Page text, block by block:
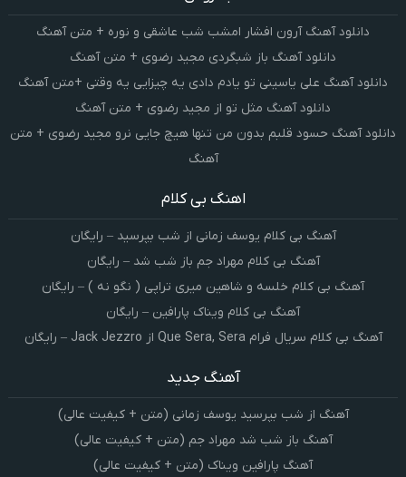
دانلود آهنگ آرون افشار امشب شب عاشقی و نوره + متن آهنگ
دانلود آهنگ باز شبگردی مجید رضوی + متن آهنگ
دانلود آهنگ علی یاسینی تو یادم دادی یه چیزایی یه وقتی +متن آهنگ
دانلود آهنگ مثل تو از مجید رضوی + متن آهنگ
دانلود آهنگ حسود قلبم بدون من تنها هیچ جایی نرو مجید رضوی + متن
آهنگ
اهنگ بی کلام
آهنگ بی کلام یوسف زمانی از شب بپرسید – رایگان
آهنگ بی کلام مهراد جم باز شب شد – رایگان
آهنگ بی کلام خلسه و شاهین میری تراپی ( نگو نه ) – رایگان
آهنگ بی کلام ویناک پارافین – رایگان
آهنگ بی کلام سریال فرام Que Sera, Sera از Jack Jezzro – رایگان
آهنگ جدید
آهنگ از شب بپرسید یوسف زمانی (متن + کیفیت عالی)
آهنگ باز شب شد مهراد جم (متن + کیفیت عالی)
آهنگ پارافین ویناک (متن + کیفیت عالی)